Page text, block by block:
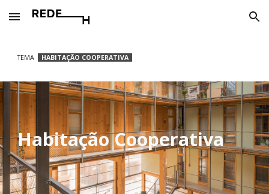
Skip to main content Skip to navigation
TEMA HABITAÇÃO COOPERATIVA
Habitação Cooperativa